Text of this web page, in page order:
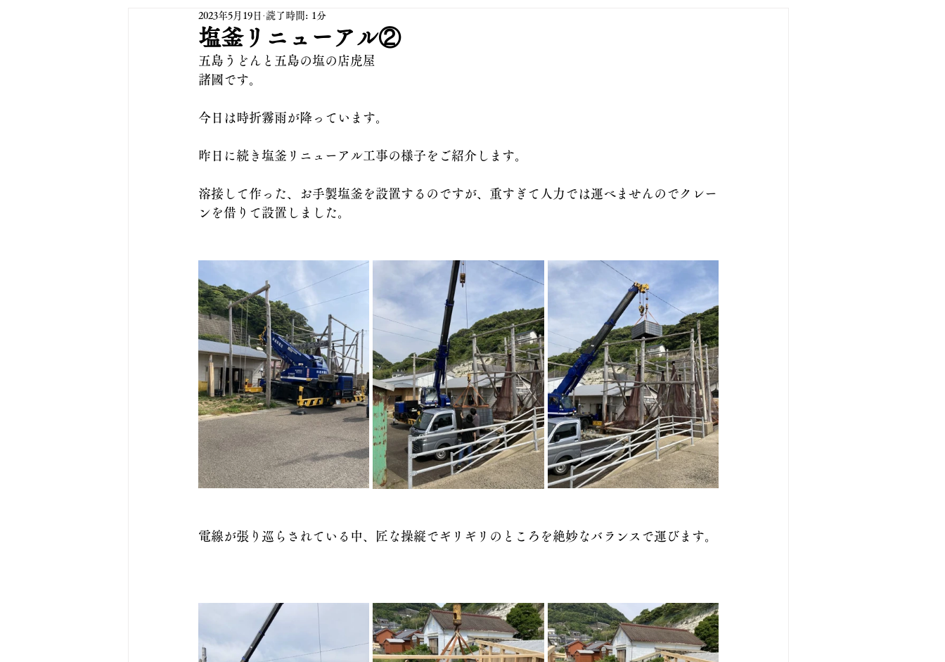
塩釜リニューアル②
2023年5月19日 読了時間: 1分
五島うどんと五島の塩の店虎屋
諸國です。
今日は時折霧雨が降っています。
昨日に続き塩釜リニューアル工事の様子をご紹介します。
溶接して作った、お手製塩釜を設置するのですが、重すぎて人力では運べませんのでクレー
ンを借りて設置しました。
電線が張り巡らされている中、匠な操縦でギリギリのところを絶妙なバランスで運びます。